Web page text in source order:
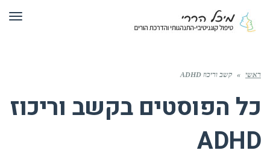
ראשי » קשב וריכוז ADHD
כל הפוסטים בקשב וריכוז
ADHD